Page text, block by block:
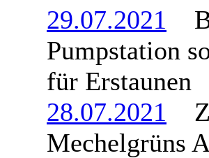
29.07.2021
Pumpstation
für Erstaunen
28.07.2021
Mechelgrüns